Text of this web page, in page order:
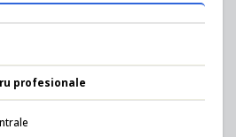
profesionale